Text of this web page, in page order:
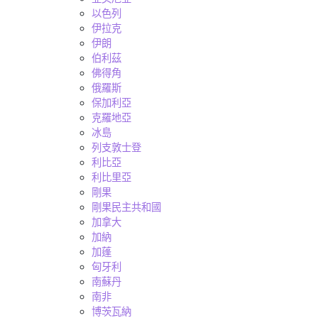
以色列
伊拉克
伊朗
伯利茲
佛得角
俄羅斯
保加利亞
克羅地亞
冰島
列支敦士登
利比亞
利比里亞
剛果
剛果民主共和國
加拿大
加納
加蓬
匈牙利
南蘇丹
南非
博茨瓦納